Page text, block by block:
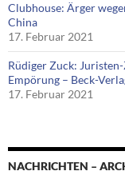
Clubhouse: Ärger
China
17. Februar 2021
Rüdiger Zuck:
Empörung – Beck-
17. Februar 2021
NACHRICHTEN –